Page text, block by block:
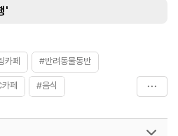
'
카페 #반려동물동반
페 #음식